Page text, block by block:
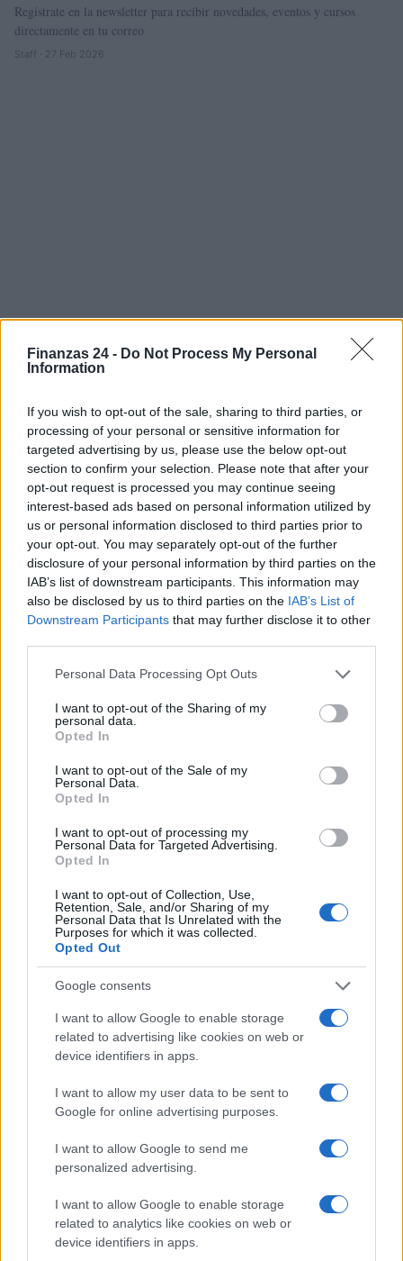
Finanzas 24 - Do Not Process My Personal
Information
If you wish to opt-out of the sale, sharing to third parties, or
processing of your personal or sensitive information for
targeted advertising by us, please use the below opt-out
section to confirm your selection. Please note that after your
opt-out request is processed you may continue seeing
interest-based ads based on personal information utilized by
us or personal information disclosed to third parties prior to
your opt-out. You may separately opt-out of the further
disclosure of your personal information by third parties on the
IAB’s list of downstream participants. This information may
also be disclosed by us to third parties on the IAB’s List of
Downstream Participants that may further disclose it to other
Please note that this website/app uses one or more Google
not limited to your visit or usage behaviour. You may click to
grant or deny consent to Google and its third-party tags to
use your data for below specified purposes in below Google
consent section.
Personal Data Processing Opt Outs
I want to opt-out of the Sharing of my
personal data.
Opted In
I want to opt-out of the Sale of my
Personal Data.
Opted In
I want to opt-out of processing my
Personal Data for Targeted Advertising.
Opted In
I want to opt-out of Collection, Use,
Retention, Sale, and/or Sharing of my
Personal Data that Is Unrelated with the
Purposes for which it was collected.
Opted Out
Google consents
I want to allow Google to enable storage
related to advertising like cookies on web or
device identifiers in apps.
I want to allow my user data to be sent to
Google for online advertising purposes.
I want to allow Google to send me
personalized advertising.
I want to allow Google to enable storage
related to analytics like cookies on web or
device identifiers in apps.
Regístrate en la newsletter para recibir novedades, eventos y cursos
directamente en tu correo
Staff · 27 Feb 2026
HOW TO
Guía práctica para hacer entrevistas de trabajo
efectivas y justas
Una guía práctica para crear entrevistas de trabajo estructuradas que
contrataciones y mejoren la experiencia…
Staff · 25 Feb 2026
←